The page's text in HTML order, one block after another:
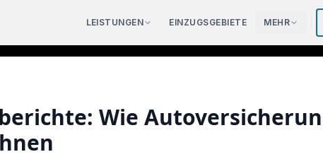
LEISTUNGEN EINZUGSGEBIETE MEHR
Wie
02351 - 874